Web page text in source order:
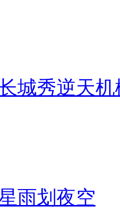
城秀逆天机
雨划夜空